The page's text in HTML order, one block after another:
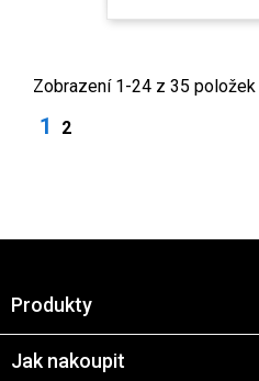
Zobrazení 1-24 z 35 položek
1 2
Produkty
Jak nakoupit